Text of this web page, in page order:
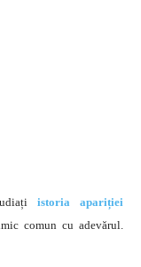
istoria apariției
comun cu adevărul.